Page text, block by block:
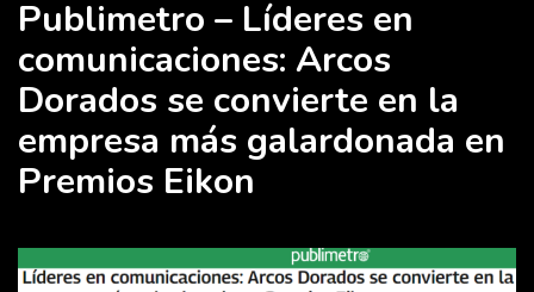
Publimetro – Líderes en
comunicaciones: Arcos
Dorados se convierte en la
empresa más galardonada en
Premios Eikon